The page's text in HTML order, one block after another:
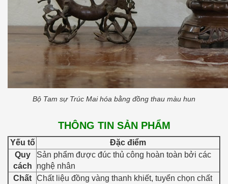
Bộ Tam sự Trúc Mai hóa bằng đồng thau màu hun
THÔNG TIN SẢN PHẨM
Yếu tố
Đặc điểm
Quy
cách
Sản phẩm được đúc thủ công hoàn toàn bởi các
nghệ nhân
Chất Chất liệu đồng vàng thanh khiết, tuyển chọn chất